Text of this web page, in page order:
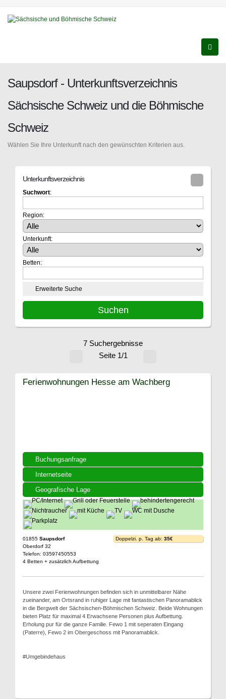
Saupsdorf - Unterkunftsverzeichnis
Sächsische Schweiz und die Böhmische
Schweiz
Wählen Sie Ihre Unterkunft nach den gewünschten Kriterien aus.
Unterkunftsverzeichnis
Suchwort:
Region:
Unterkunft:
Betten:
Erweiterte Suche
7 Suchergebnisse
Seite 1/1
Buchungsanfrage
Internetseite
Geografische Lage
Ferienwohnungen Hesse am Wachberg
01855 Saupsdorf
Oberdorf 32
Telefon: 03597450553
4 Betten + zusätzlich Aufbettung
Doppelzi. p. Tag ab: 35€
Unsere zwei Ferienwohnungen befinden sich in unmittelbarer Nähe
zueinander, am Ortsrand in ruhiger Lage mit fantastischen Panoramablick
in die Bergwelt der Sächsischen-Böhmischen Schweiz. Beide Wohnungen
bieten Platz für maximal 4 Erwachsene Personen plus Aufbettung.
Erholung pur für die ganze Familie. Fewo 1 mit seperaten Eingang
(Paterre), Fewo 2 im Obergeschoss mit Panoramablick.
#Umgebindehaus